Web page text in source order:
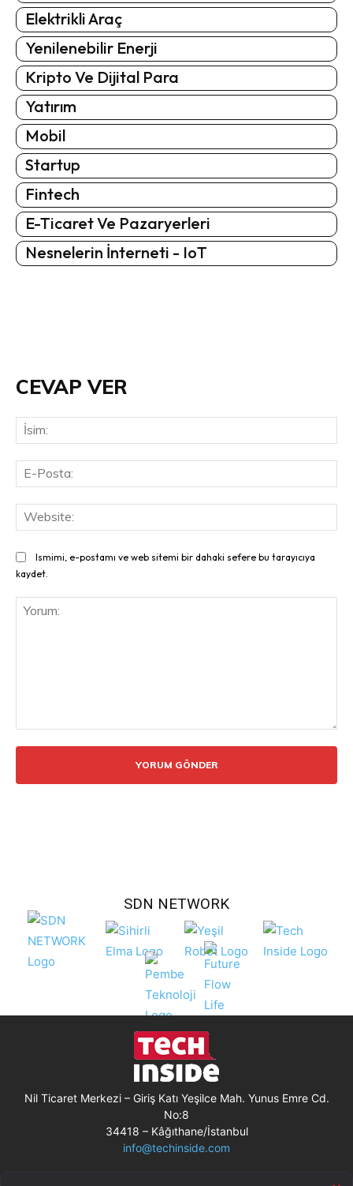
Elektrikli Araç
Yenilenebilir Enerji
Kripto Ve Dijital Para
Yatırım
Mobil
Startup
Fintech
E-Ticaret Ve Pazaryerleri
Nesnelerin İnterneti - IoT
CEVAP VER
Ismimi, e-postamı ve web sitemi bir dahaki sefere bu tarayıcıya
kaydet.
SDN NETWORK
Nil Ticaret Merkezi – Giriş Katı Yeşilce Mah. Yunus Emre Cd.
No:8
34418 – Kâğıthane/İstanbul
info@techinside.com